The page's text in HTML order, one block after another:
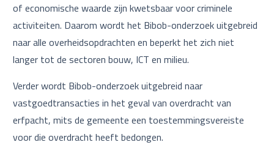
of economische waarde zijn kwetsbaar voor criminele
activiteiten. Daarom wordt het Bibob-onderzoek uitgebreid
naar alle overheidsopdrachten en beperkt het zich niet
langer tot de sectoren bouw, ICT en milieu.
Verder wordt Bibob-onderzoek uitgebreid naar
vastgoedtransacties in het geval van overdracht van
erfpacht, mits de gemeente een toestemmingsvereiste
voor die overdracht heeft bedongen.